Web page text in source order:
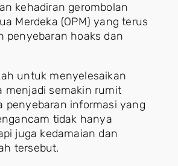
kehadiran gerombolan
Merdeka (OPM) yang terus
penyebaran hoaks dan
untuk menyelesaikan
menjadi semakin rumit
penyebaran informasi yang
tidak hanya
juga kedamaian dan
tersebut.